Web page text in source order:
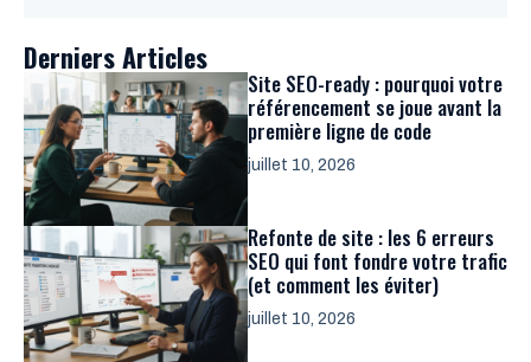
Derniers Articles
Site SEO-ready : pourquoi votre
référencement se joue avant la
première ligne de code
juillet 10, 2026
Refonte de site : les 6 erreurs
SEO qui font fondre votre trafic
(et comment les éviter)
juillet 10, 2026